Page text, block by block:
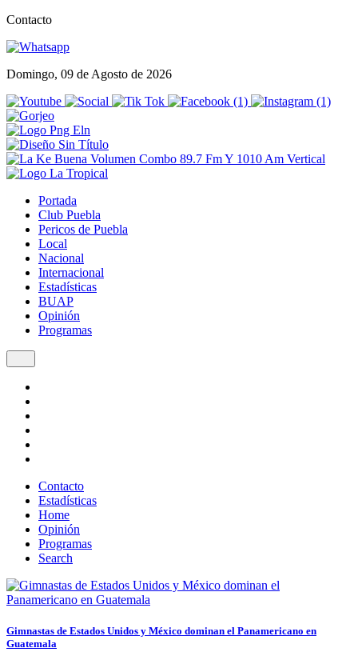
Contacto
Domingo, 09 de Agosto de 2026
Portada
Club Puebla
Pericos de Puebla
Local
Nacional
Internacional
Estadísticas
BUAP
Opinión
Programas
Contacto
Estadísticas
Home
Opinión
Programas
Search
Gimnastas de Estados Unidos y México dominan el Panamericano en
Guatemala